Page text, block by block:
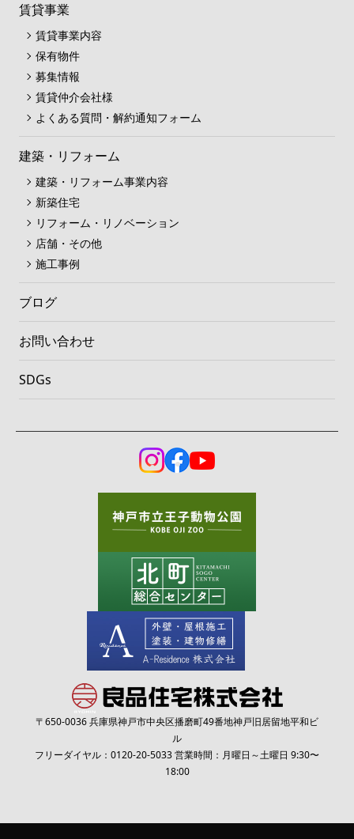
賃貸事業
賃貸事業内容
保有物件
募集情報
賃貸仲介会社様
よくある質問・解約通知フォーム
建築・リフォーム
建築・リフォーム事業内容
新築住宅
リフォーム・リノベーション
店舗・その他
施工事例
ブログ
お問い合わせ
SDGs
〒650-0036 兵庫県神戸市中央区播磨町49番地神戸旧居留地平和ビ
ル
フリーダイヤル： 0120-20-5033営業時間：月曜日～土曜日 9:30〜
18:00